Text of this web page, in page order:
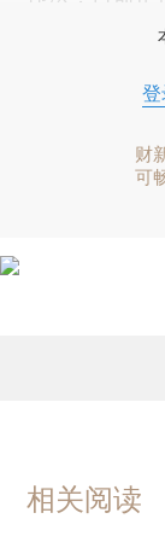
登
财
可
相关阅读